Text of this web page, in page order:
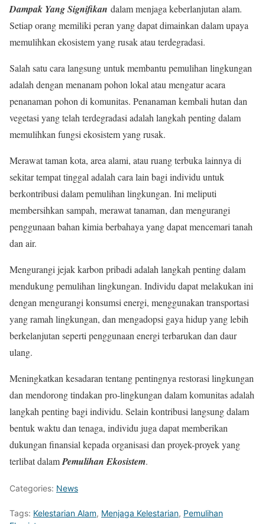
Dampak Yang Signifikan dalam menjaga keberlanjutan alam.
Setiap orang memiliki peran yang dapat dimainkan dalam upaya
memulihkan ekosistem yang rusak atau terdegradasi.
Salah satu cara langsung untuk membantu pemulihan lingkungan
adalah dengan menanam pohon lokal atau mengatur acara
penanaman pohon di komunitas. Penanaman kembali hutan dan
vegetasi yang telah terdegradasi adalah langkah penting dalam
memulihkan fungsi ekosistem yang rusak.
Merawat taman kota, area alami, atau ruang terbuka lainnya di
sekitar tempat tinggal adalah cara lain bagi individu untuk
berkontribusi dalam pemulihan lingkungan. Ini meliputi
membersihkan sampah, merawat tanaman, dan mengurangi
penggunaan bahan kimia berbahaya yang dapat mencemari tanah
dan air.
Mengurangi jejak karbon pribadi adalah langkah penting dalam
mendukung pemulihan lingkungan. Individu dapat melakukan ini
dengan mengurangi konsumsi energi, menggunakan transportasi
yang ramah lingkungan, dan mengadopsi gaya hidup yang lebih
berkelanjutan seperti penggunaan energi terbarukan dan daur
ulang.
Meningkatkan kesadaran tentang pentingnya restorasi lingkungan
dan mendorong tindakan pro-lingkungan dalam komunitas adalah
langkah penting bagi individu. Selain kontribusi langsung dalam
bentuk waktu dan tenaga, individu juga dapat memberikan
dukungan finansial kepada organisasi dan proyek-proyek yang
terlibat dalamPemulihan Ekosistem.
Categories: News
Tags: Kelestarian Alam, Menjaga Kelestarian, Pemulihan